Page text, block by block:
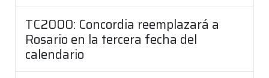
TC2000: Concordia reemplazará a
Rosario en la tercera fecha del
calendario